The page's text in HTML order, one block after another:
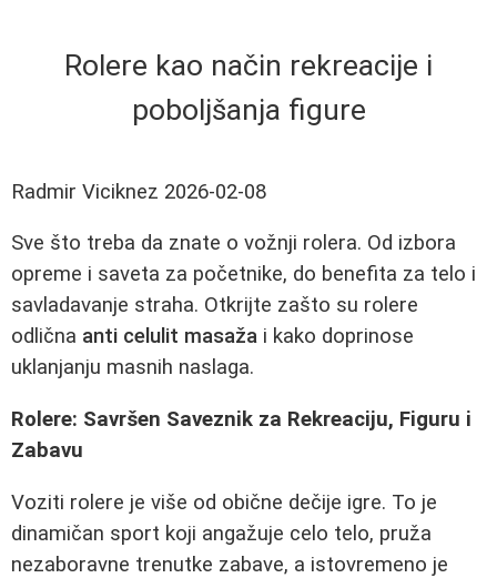
Rolere kao način rekreacije i
poboljšanja figure
Radmir Viciknez 2026-02-08
Sve što treba da znate o vožnji rolera. Od izbora
opreme i saveta za početnike, do benefita za telo i
savladavanje straha. Otkrijte zašto su rolere
odlična anti celulit masaža i kako doprinose
uklanjanju masnih naslaga.
Rolere: Savršen Saveznik za Rekreaciju, Figuru i
Zabavu
Voziti rolere je više od obične dečije igre. To je
dinamičan sport koji angažuje celo telo, pruža
nezaboravne trenutke zabave, a istovremeno je